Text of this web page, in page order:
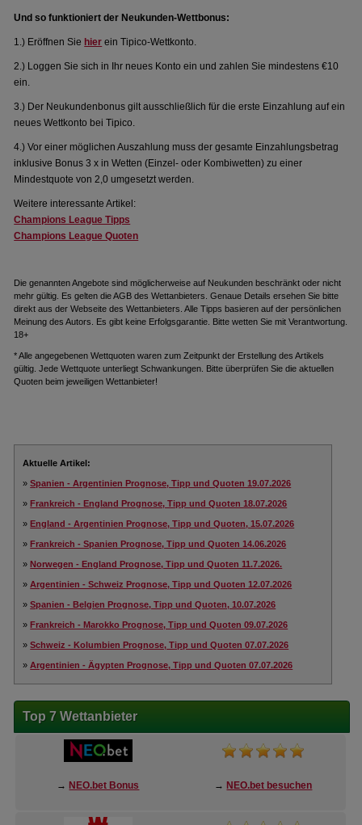
Und so funktioniert der Neukunden-Wettbonus:
1.) Eröffnen Sie hier ein Tipico-Wettkonto.
2.) Loggen Sie sich in Ihr neues Konto ein und zahlen Sie mindestens €10
ein.
3.) Der Neukundenbonus gilt ausschließlich für die erste Einzahlung auf ein
neues Wettkonto bei Tipico.
4.) Vor einer möglichen Auszahlung muss der gesamte Einzahlungsbetrag
inklusive Bonus 3 x in Wetten (Einzel- oder Kombiwetten) zu einer
Mindestquote von 2,0 umgesetzt werden.
Weitere interessante Artikel:
Champions League Tipps
Champions League Quoten
Die genannten Angebote sind möglicherweise auf Neukunden beschränkt oder nicht
mehr gültig. Es gelten die AGB des Wettanbieters. Genaue Details ersehen Sie bitte
direkt aus der Webseite des Wettanbieters. Alle Tipps basieren auf der persönlichen
Meinung des Autors. Es gibt keine Erfolgsgarantie. Bitte wetten Sie mit Verantwortung.
18+
* Alle angegebenen Wettquoten waren zum Zeitpunkt der Erstellung des Artikels
gültig. Jede Wettquote unterliegt Schwankungen. Bitte überprüfen Sie die aktuellen
Quoten beim jeweiligen Wettanbieter!
Aktuelle Artikel:
»Spanien - Argentinien Prognose, Tipp und Quoten 19.07.2026
»Frankreich - England Prognose, Tipp und Quoten 18.07.2026
»England - Argentinien Prognose, Tipp und Quoten, 15.07.2026
»Frankreich - Spanien Prognose, Tipp und Quoten 14.06.2026
»Norwegen - England Prognose, Tipp und Quoten 11.7.2026.
»Argentinien - Schweiz Prognose, Tipp und Quoten 12.07.2026
»Spanien - Belgien Prognose, Tipp und Quoten, 10.07.2026
»Frankreich - Marokko Prognose, Tipp und Quoten 09.07.2026
»Schweiz - Kolumbien Prognose, Tipp und Quoten 07.07.2026
»Argentinien - Ägypten Prognose, Tipp und Quoten 07.07.2026
Top 7 Wettanbieter
→ NEO.bet Bonus → NEO.bet besuchen